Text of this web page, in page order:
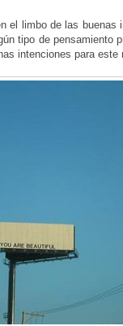
el limbo de las buenas
tipo de pensamiento
intenciones para este